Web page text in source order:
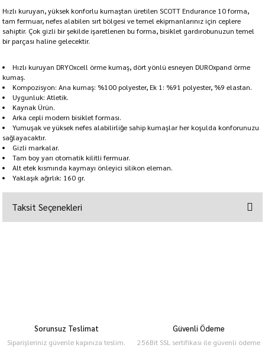
Hızlı kuruyan, yüksek konforlu kumaştan üretilen SCOTT Endurance 10 forma,
tam fermuar, nefes alabilen sırt bölgesi ve temel ekipmanlarınız için ceplere
sahiptir. Çok gizli bir şekilde işaretlenen bu forma, bisiklet gardırobunuzun temel
bir parçası haline gelecektir.
Hızlı kuruyan DRYOxcell örme kumaş, dört yönlü esneyen DUROxpand örme
kumaş.
Kompozisyon: Ana kumaş: %100 polyester, Ek 1: %91 polyester, %9 elastan.
Uygunluk: Atletik.
Kaynak Ürün.
Arka cepli modern bisiklet forması.
Yumuşak ve yüksek nefes alabilirliğe sahip kumaşlar her koşulda konforunuzu
sağlayacaktır.
Gizli markalar.
Tam boy yarı otomatik kilitli fermuar.
Alt etek kısmında kaymayı önleyici silikon eleman.
Yaklaşık ağırlık: 160 gr.
Taksit Seçenekleri
Sorunsuz Teslimat
Siparişleriniz güvenle kapınıza teslim.
Güvenli Ödeme
256Bit SSL sertifikası ile güvenli ödeme